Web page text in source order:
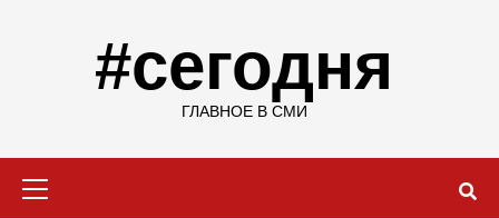
#сегодня
ГЛАВНОЕ В СМИ